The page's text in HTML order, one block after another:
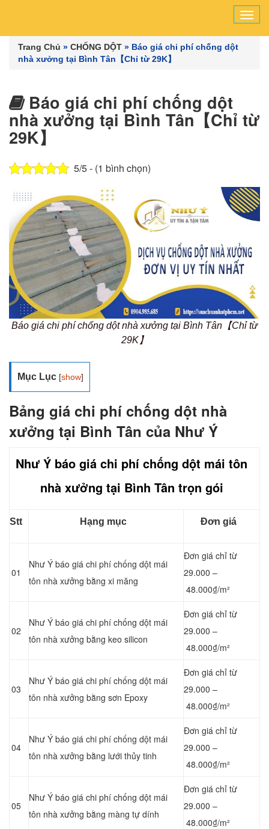
Trang Chủ » CHỐNG DỘT » Báo giá chi phí chống dột
nhà xưởng tại Bình Tân【Chỉ từ 29K】
Báo giá chi phí chống dột
nhà xưởng tại Bình Tân【Chỉ từ
29K】
5/5 - (1 bình chọn)
Báo giá chi phí chống dột nhà xưởng tại Bình Tân【Chỉ từ
29K】
Mục Lục [show]
Bảng giá chi phí chống dột nhà
xưởng tại Bình Tân của Như Ý
Như Ý báo giá chi phí chống dột mái tôn
nhà xưởng tại Bình Tân trọn gói
Stt Hạng mục Đơn giá
01
Như Ý báo giá chi phí chống dột mái
tôn nhà xưởng bằng xi măng
Đơn giá chỉ từ
29.000 –
48.000₫/m²
02
Như Ý báo giá chi phí chống dột mái
tôn nhà xưởng bằng keo silicon
Đơn giá chỉ từ
29.000 –
48.000₫/m²
03
Như Ý báo giá chi phí chống dột mái
tôn nhà xưởng bằng sơn Epoxy
Đơn giá chỉ từ
29.000 –
48.000₫/m²
04
Như Ý báo giá chi phí chống dột mái
tôn nhà xưởng bằng lưới thủy tinh
Đơn giá chỉ từ
29.000 –
48.000₫/m²
05
Như Ý báo giá chi phí chống dột mái
tôn nhà xưởng bằng màng tự dính
Đơn giá chỉ từ
29.000 –
48.000₫/m²